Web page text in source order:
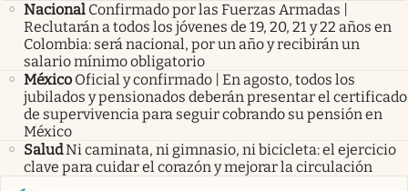
Nacional Confirmado por las Fuerzas Armadas |
Reclutarán a todos los jóvenes de 19, 20, 21 y 22 años en
Colombia: será nacional, por un año y recibirán un
salario mínimo obligatorio
México Oficial y confirmado | En agosto, todos los
jubilados y pensionados deberán presentar el certificado
de supervivencia para seguir cobrando su pensión en
México
SaludNi caminata, ni gimnasio, ni bicicleta: el ejercicio
clave para cuidar el corazón y mejorar la circulación